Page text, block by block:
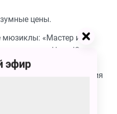
цены.
«Мастер и
сказка «Чудо-Юдо»,
к богу», «Семь
«Загадочная история
эфир